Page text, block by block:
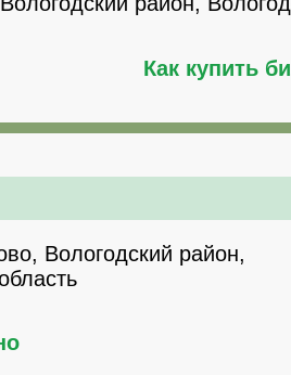
Как купить
Вологодский район,